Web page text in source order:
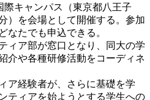
キャンパス（東京都八王子
）を会場として開催する。参加
なたでも申込できる。
ィア部が窓口となり、同大の学
介や各種研修活動をコーディネ
ア経験者が、さらに基礎を学
ティアを始ようとする学生への